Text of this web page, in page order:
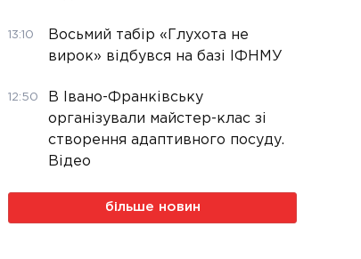
13:10
Восьмий табір «Глухота не
вирок» відбувся на базі ІФНМУ
12:50
В Івано-Франківську
організували майстер-клас зі
створення адаптивного посуду.
Відео
більше новин